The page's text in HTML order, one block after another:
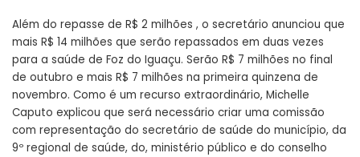
Além do repasse de R$ 2 milhões , o secretário anunciou que
mais R$ 14 milhões que serão repassados em duas vezes
para a saúde de Foz do Iguaçu. Serão R$ 7 milhões no final
de outubro e mais R$ 7 milhões na primeira quinzena de
novembro. Como é um recurso extraordinário, Michelle
Caputo explicou que será necessário criar uma comissão
com representação do secretário de saúde do município, da
9º regional de saúde, do, ministério público e do conselho